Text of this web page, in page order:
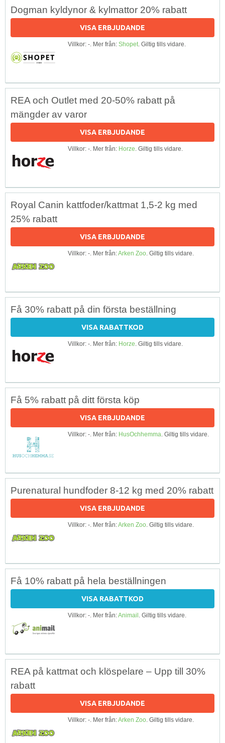
Dogman kyldynor & kylmattor 20% rabatt
VISA ERBJUDANDE
Villkor: -. Mer från: Shopet. Giltig tills vidare.
REA och Outlet med 20-50% rabatt på
mängder av varor
VISA ERBJUDANDE
Villkor: -. Mer från: Horze. Giltig tills vidare.
Royal Canin kattfoder/kattmat 1,5-2 kg med
25% rabatt
VISA ERBJUDANDE
Villkor: -. Mer från:Arken Zoo. Giltig tills vidare.
Få 30% rabatt på din första beställning
VISA RABATTKOD
Villkor: -. Mer från: Horze. Giltig tills vidare.
Få 5% rabatt på ditt första köp
VISA ERBJUDANDE
Villkor: -. Mer från: HusOchhemma. Giltig tills vidare.
Purenatural hundfoder 8-12 kg med 20% rabatt
VISA ERBJUDANDE
Villkor: -. Mer från:Arken Zoo. Giltig tills vidare.
Få 10% rabatt på hela beställningen
VISA RABATTKOD
Villkor: -. Mer från:Animail. Giltig tills vidare.
REA på kattmat och klöspelare – Upp till 30%
rabatt
VISA ERBJUDANDE
Villkor: -. Mer från:Arken Zoo. Giltig tills vidare.